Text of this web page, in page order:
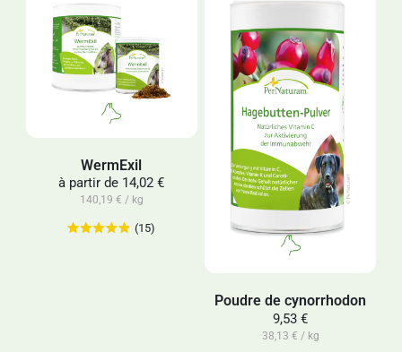
WermExil
à partir de 14,02 €
140,19 € / kg
(15)
Poudre de cynorrhodon
9,53 €
38,13 € / kg